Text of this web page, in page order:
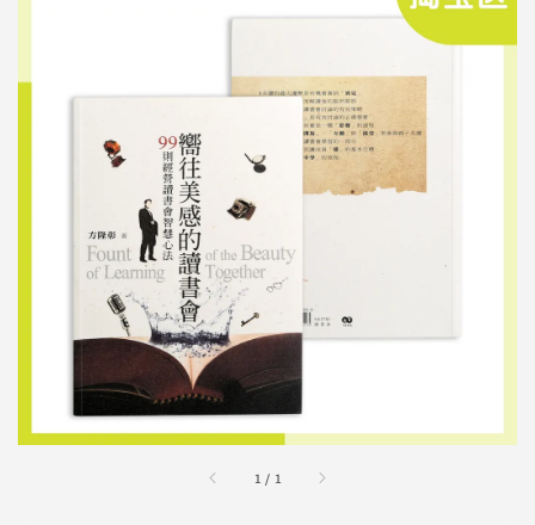
1 / 1